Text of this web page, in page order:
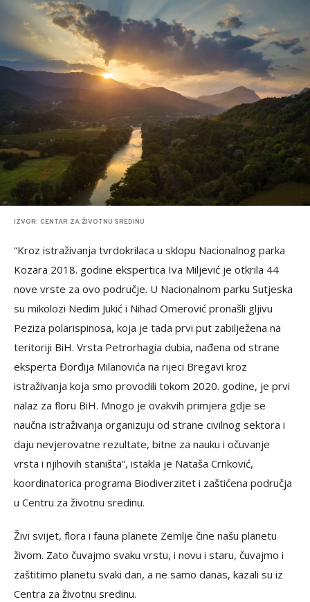
IZVOR: CENTAR ZA ŽIVOTNU SREDINU
“Kroz istraživanja tvrdokrilaca u sklopu Nacionalnog parka
Kozara 2018. godine ekspertica Iva Miljević je otkrila 44
nove vrste za ovo područje. U Nacionalnom parku Sutjeska
su mikolozi Nedim Jukić i Nihad Omerović pronašli gljivu
Peziza polarispinosa, koja je tada prvi put zabilježena na
teritoriji BiH. Vrsta Petrorhagia dubia, nađena od strane
eksperta Đorđija Milanovića na rijeci Bregavi kroz
istraživanja koja smo provodili tokom 2020. godine, je prvi
nalaz za floru BiH. Mnogo je ovakvih primjera gdje se
naučna istraživanja organizuju od strane civilnog sektora i
daju nevjerovatne rezultate, bitne za nauku i očuvanje
vrsta i njihovih staništa”, istakla je Nataša Crnković,
koordinatorica programa Biodiverzitet i zaštićena područja
u Centru za životnu sredinu.
Živi svijet, flora i fauna planete Zemlje čine našu planetu
živom. Zato čuvajmo svaku vrstu, i novu i staru, čuvajmo i
zaštitimo planetu svaki dan, a ne samo danas, kazali su iz
Centra za životnu sredinu.